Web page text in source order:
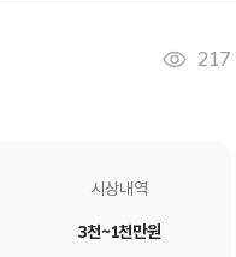
217
시상내역
3천~1천만원